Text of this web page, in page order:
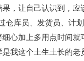
果，让自己认识到，
仓库员、发货员、计
细心加上多用点时间
是我这个土生土长的老